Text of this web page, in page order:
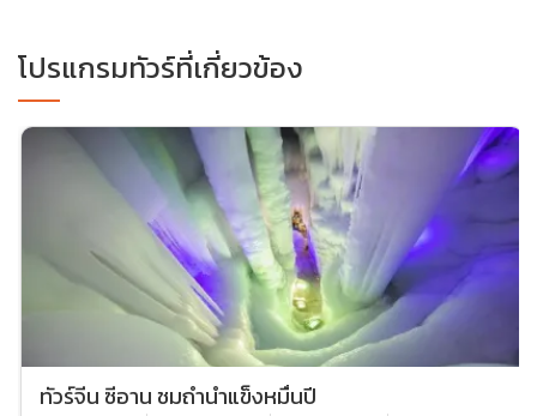
โปรแกรมทัวร์ที่เกี่ยวข้อง
ทัวร์จีน ซีอาน ชมถ้ำน้ำแข็งหมื่นปี